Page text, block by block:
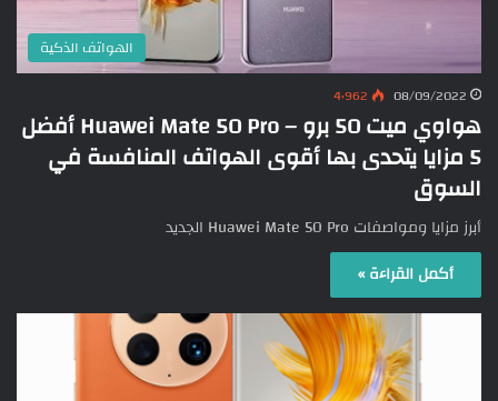
الهواتف الذكية
08/09/2022 4٬962
هواوي ميت 50 برو – Huawei Mate 50 Pro أفضل
5 مزايا يتحدى بها أقوى الهواتف المنافسة في
السوق
أبرز مزايا ومواصفات Huawei Mate 50 Pro الجديد
أكمل القراءة »